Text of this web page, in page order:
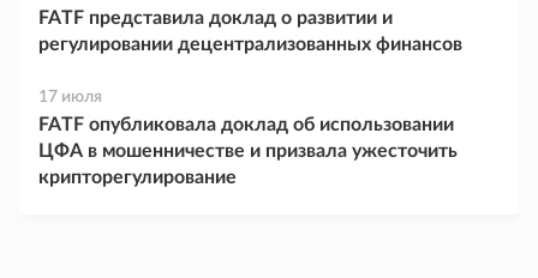
FATF представила доклад о развитии и
регулировании децентрализованных финансов
17 июля
FATF опубликовала доклад об использовании
ЦФА в мошенничестве и призвала ужесточить
крипторегулирование